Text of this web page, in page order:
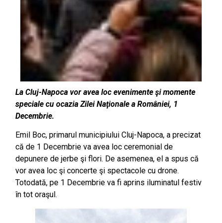
La Cluj-Napoca vor avea loc evenimente şi momente
speciale cu ocazia Zilei Naţionale a României, 1
Decembrie.
Emil Boc, primarul municipiului Cluj-Napoca, a precizat
că de 1 Decembrie va avea loc ceremonial de
depunere de jerbe şi flori. De asemenea, el a spus că
vor avea loc şi concerte şi spectacole cu drone.
Totodată, pe 1 Decembrie va fi aprins iluminatul festiv
în tot oraşul.